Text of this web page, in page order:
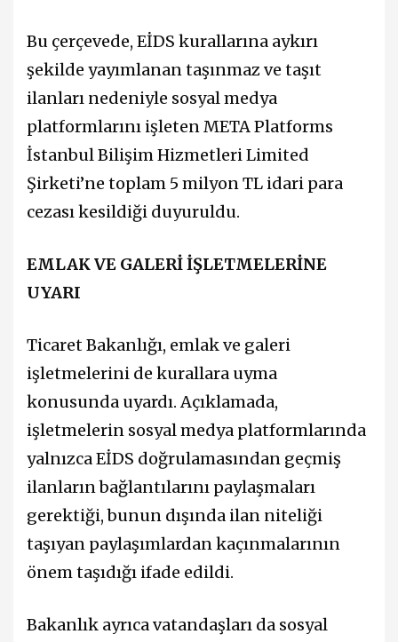
Bu çerçevede, EİDS kurallarına aykırı
şekilde yayımlanan taşınmaz ve taşıt
ilanları nedeniyle sosyal medya
platformlarını işleten META Platforms
İstanbul Bilişim Hizmetleri Limited
Şirketi’ne toplam 5 milyon TL idari para
cezası kesildiği duyuruldu.
EMLAK VE GALERİ İŞLETMELERİNE
UYARI
Ticaret Bakanlığı, emlak ve galeri
işletmelerini de kurallara uyma
konusunda uyardı. Açıklamada,
işletmelerin sosyal medya platformlarında
yalnızca EİDS doğrulamasından geçmiş
ilanların bağlantılarını paylaşmaları
gerektiği, bunun dışında ilan niteliği
taşıyan paylaşımlardan kaçınmalarının
önem taşıdığı ifade edildi.
Bakanlık ayrıca vatandaşları da sosyal